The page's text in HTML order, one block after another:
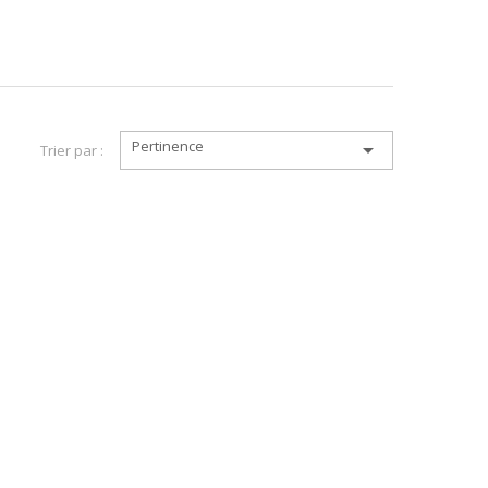
Trier par : Pertinence 